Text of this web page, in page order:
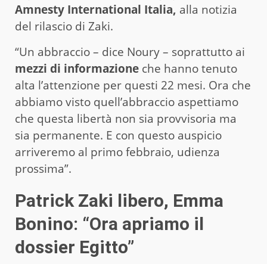
Amnesty International Italia, alla notizia
del rilascio di Zaki.
“Un abbraccio – dice Noury – soprattutto ai
mezzi di informazione che hanno tenuto
alta l’attenzione per questi 22 mesi. Ora che
abbiamo visto quell’abbraccio aspettiamo
che questa libertà non sia provvisoria ma
sia permanente. E con questo auspicio
arriveremo al primo febbraio, udienza
prossima”.
Patrick Zaki libero, Emma
Bonino: “Ora apriamo il
dossier Egitto”